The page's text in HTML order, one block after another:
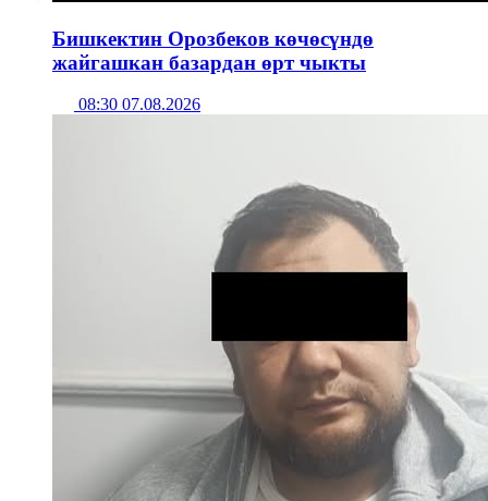
Бишкектин Орозбеков көчөсүндө
жайгашкан базардан өрт чыкты
08:30 07.08.2026